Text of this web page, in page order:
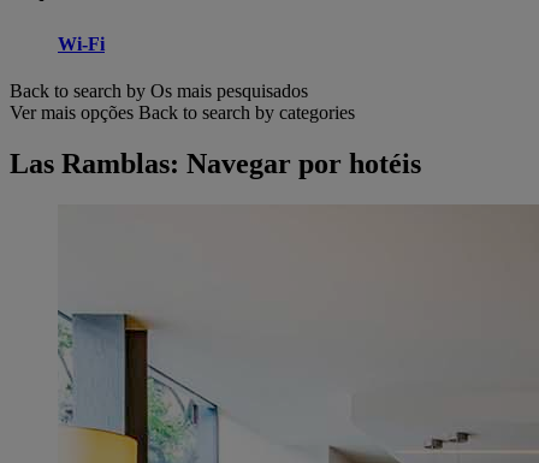
Wi-Fi
Back to search by Os mais pesquisados
Ver mais opções Back to search by categories
Las Ramblas: Navegar por hotéis